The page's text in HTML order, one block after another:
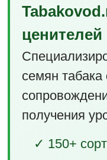
ценителей
семян
получения
✓ 150+